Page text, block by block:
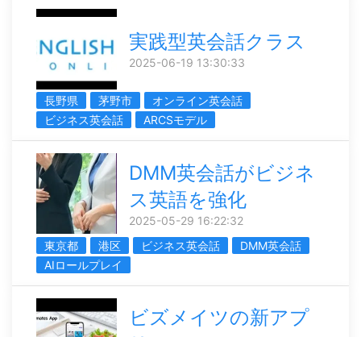
実践型英会話クラス
2025-06-19 13:30:33
長野県 茅野市
オンライン英会話
ビジネス英会話
ARCSモデル
DMM英会話がビジネ
ス英語を強化
2025-05-29 16:22:32
東京都
港区 ビジネス英会話
DMM英会話
AIロールプレイ
ビズメイツの新アプ